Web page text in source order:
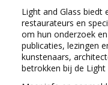
Light and Glass biedt
restaurateurs en
om hun onderzoek
publicaties, lezingen
kunstenaars,
betrokken bij de Light